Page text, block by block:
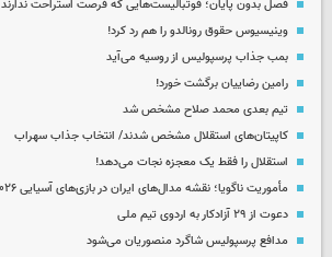
فصل بدون پایان؛ فوتبالیست‌هایی که فرصت استراحت ندارند
وینیسیوس حقوق رونالدو را هم رد کرد!
بمب جذاب پرسپولیس از روسیه می‌آید
رامین رضاییان برگشت خورد!
تیم بعدی محمد صلاح مشخص شد
کاپیتان‌های استقلال مشخص شدند/ انتخاب جذاب سهراب
استقلال را فقط یک معجزه نجات می‌دهد!
مأموریت ناگویا؛ نقشه مدال‌های ایران در بازی‌های آسیایی ۲۰۲۶
دعوت از ۲۹ آزادکار به اردوی تیم ملی
مدافع پرسپولیس شاگرد منصوریان می‌شود